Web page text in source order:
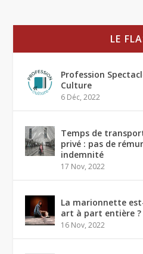
LE
Profession
Culture
6 Déc, 2022
Temps de
privé : pas de
indemnité
17 Nov, 2022
La marionnette
art à part entière ?
16 Nov, 2022